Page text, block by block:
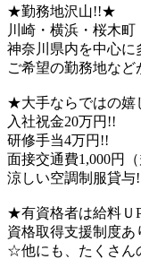
★勤務地沢山!!★
川崎・横浜・桜木
神奈川県内を中心に
ご希望の勤務地な
★大手ならではの
入社祝金20万円!!
研修手当4万円!!
面接交通費1,000円
涼しい空調制服貸与
★有資格者は給料
資格取得支援制度
☆他にも、たくさん